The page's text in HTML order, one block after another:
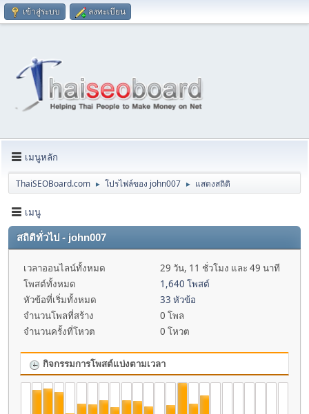
เข้าสู่ระบบ ลงทะเบียน
เมนูหลัก
ThaiSEOBoard.com ► โปรไฟล์ของ john007 ► แสดงสถิติ
เมนู
สถิติทั่วไป - john007
เวลาออนไลน์ทั้งหมด
29 วัน, 11 ชั่วโมง และ 49 นาที
โพสต์ทั้งหมด
1,640 โพสต์
หัวข้อที่เริ่มทั้งหมด
33 หัวข้อ
จำนวนโพลที่สร้าง
0 โพล
จำนวนครั้งที่โหวต
0 โหวต
กิจกรรมการโพสต์แบ่งตามเวลา